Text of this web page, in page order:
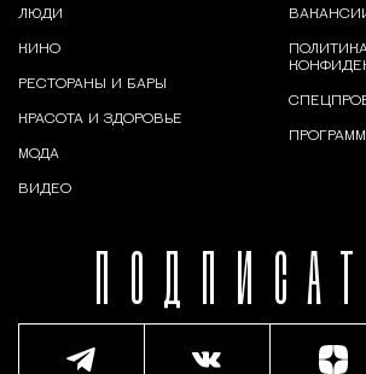
ЛЮДИ
КИНО
РЕСТОРАНЫ И БАРЫ
КРАСОТА И ЗДОРОВЬЕ
МОДА
ВИДЕО